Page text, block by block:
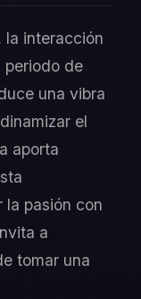
la interacción
periodo de
una vibra
el
aporta
la pasión con
a
tomar una